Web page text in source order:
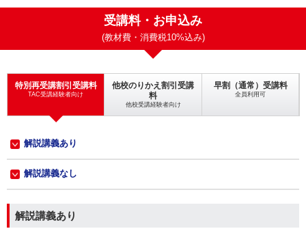
受講料・お申込み
(教材費・消費税10%込み)
特別再受講割引受講料
TAC受講経験者向け
他校のりかえ割引受講
料
他校受講経験者向け
早割（通常）受講料
全員利用可
解説講義あり
解説講義なし
解説講義あり